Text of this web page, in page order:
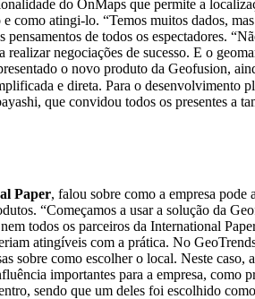
do OnMaps que permite a
como atingi-lo. “Temos muitos dados,
de todos os espectadores.
negociações de sucesso. E o
o novo produto da Geofusion,
e direta. Para o desenvolvimento
que convidou todos os presentes a
Paper, falou sobre como a empresa pode
“Começamos a usar a solução da
todos os parceiros da International
atingíveis com a prática. No
como escolher o local. Neste caso,
importantes para a empresa, como
sendo que um deles foi escolhido